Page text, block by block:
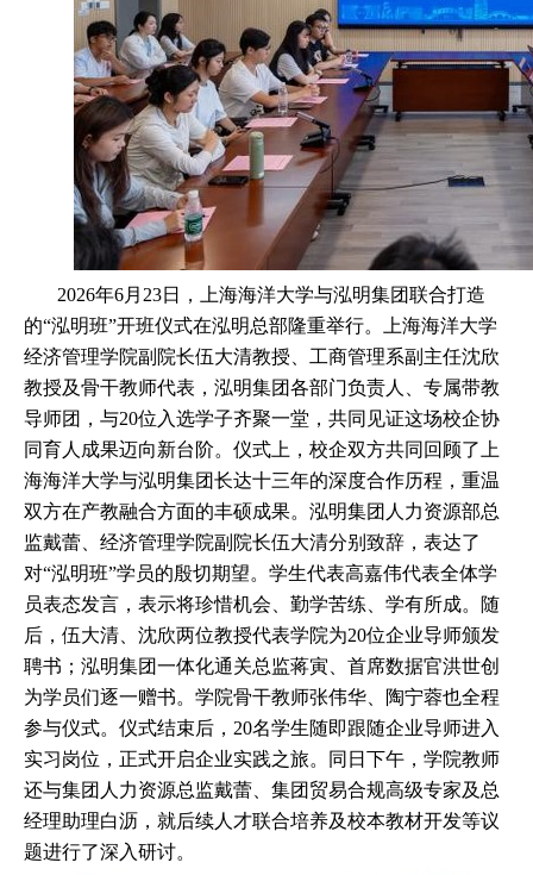
2026年6月 23日， 上海海洋大学与泓明集团联合打造
的“泓明班”开班仪式在泓明总部隆重举行。上海海洋大学
经济管理学院副院长伍大清教授、工商管理系副主任沈欣
教授及骨干教师代表，泓明集团各部门负责人、专属带教
导师团，与20位入选学子齐聚一堂，共同见证这场校企协
同育人成果迈向新台阶。 仪式上，校企双方共同回顾了上
海海洋大学与泓明集团长达十三年的深度合作历程，重温
双方在产教融合方面的丰硕成果。泓明集团人力资源部总
监戴蕾、经济管理学院副院长伍大清分别致辞，表达了
对“泓明班”学员的殷切期望。学生代表高嘉伟代表全体学
员表态发言，表示将珍惜机会、勤学苦练、学有所成。随
后，伍大清、沈欣两位教授代表学院为20位企业导师颁发
聘书；泓明集团一体化通关总监蒋寅、首席数据官洪世创
为学员们逐一赠书。学院骨干教师张伟华、陶宁蓉也全程
参与仪式。仪式结束后， 20名学生随即跟随企业导师进入
实习岗位，正式开启企业实践之旅。同日下午，学院教师
还与集团人力资源总监戴蕾、集团贸易合规高级专家及总
经理助理白沥，就后续人才联合培养及校本教材开发等议
题进行了深入研讨。